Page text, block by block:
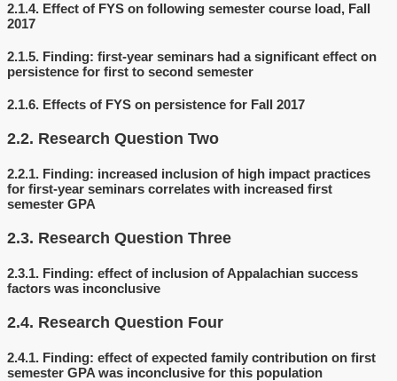
2.1.4. Effect of FYS on following semester course load, Fall
2017
2.1.5. Finding: first-year seminars had a significant effect on
persistence for first to second semester
2.1.6. Effects of FYS on persistence for Fall 2017
2.2. Research Question Two
2.2.1. Finding: increased inclusion of high impact practices
for first-year seminars correlates with increased first
semester GPA
2.3. Research Question Three
2.3.1. Finding: effect of inclusion of Appalachian success
factors was inconclusive
2.4. Research Question Four
2.4.1. Finding: effect of expected family contribution on first
semester GPA was inconclusive for this population